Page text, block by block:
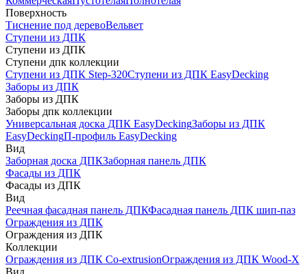
Поверхность
Тиснение под деревоВельвет
Ступени из ДПК
Ступени из ДПК
Ступени дпк коллекции
Ступени из ДПК Step-320Ступени из ДПК EasyDecking
Заборы из ДПК
Заборы из ДПК
Заборы дпк коллекции
Универсальная доска ДПК EasyDeckingЗаборы из ДПК
EasyDeckingП-профиль EasyDecking
Вид
Заборная доска ДПКЗаборная панель ДПК
Фасады из ДПК
Фасады из ДПК
Вид
Реечная фасадная панель ДПКФасадная панель ДПК шип-паз
Ограждения из ДПК
Ограждения из ДПК
Коллекции
Ограждения из ДПК Co-extrusionОграждения из ДПК Wood-X
Вид